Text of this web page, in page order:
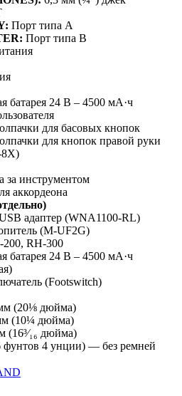
Порт типа A
Порт типа B
батарея 24 В – 4500 мА·ч
для басовых кнопок
для кнопок правой руки
8X)
за инструментом
аккордеона
адаптер (WNA1100-RL)
(M-UF2G)
200, RH-300
батарея 24 В – 4500 мА·ч
(Footswitch)
(20⅛ дюйма)
(10¼ дюйма)
(16³⁄₁₆ дюйма)
фунтов 4 унции) — без ремней